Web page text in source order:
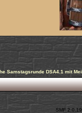
Samstagsrunde DSA4.1 mit
SMF 2.0.19